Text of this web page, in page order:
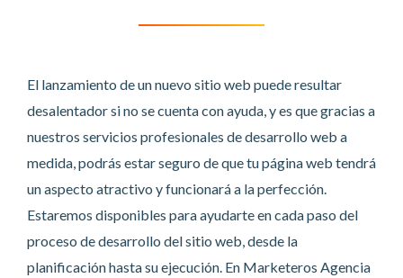
El lanzamiento de un nuevo sitio web puede resultar
desalentador si no se cuenta con ayuda, y es que gracias a
nuestros servicios profesionales de desarrollo web a
medida, podrás estar seguro de que tu página web tendrá
un aspecto atractivo y funcionará a la perfección.
Estaremos disponibles para ayudarte en cada paso del
proceso de desarrollo del sitio web, desde la
planificación hasta su ejecución. En Marketeros Agencia